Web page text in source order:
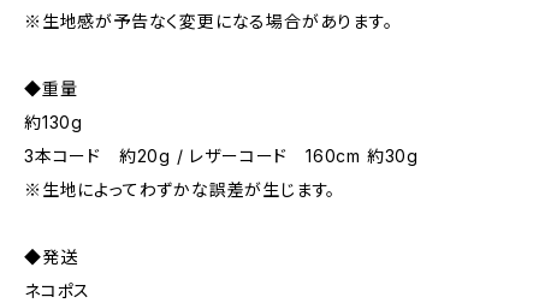
※生地感が予告なく変更になる場合があります。
◆重量
約130g
3本コード 約20g / レザーコード 160cm 約30g
※生地によってわずかな誤差が生じます。
◆発送
ネコポス